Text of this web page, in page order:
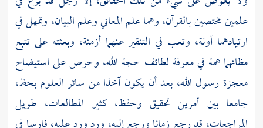
علمين مختصين بالقرآن، وهما علم المعاني وعلم البيان، وتمهل في
ارتيادهما آونة، وتعب في التنقير عنهما أزمنة، وبعثته على تتبع
مظانهما همة في معرفة لطائف حجة الله، وحرص على استيضاح
معجزة رسول الله، بعد أن يكون آخذا من سائر العلوم بحظ،
جامعا بين أمرين تحقيق وحفظ، كثير المطالعات، طويل